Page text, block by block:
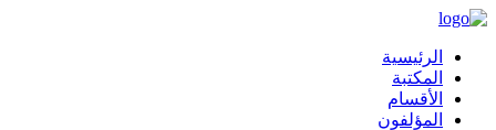
الرئيسية
المكتبة
الأقسام
المؤلفون